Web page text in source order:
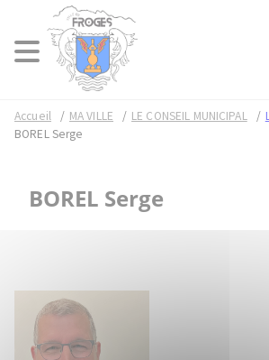
Menu
Accueil MA VILLE LE CONSEIL MUNICIPAL
BOREL Serge
BOREL Serge